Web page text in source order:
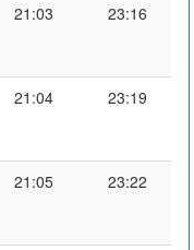
21:03 23:16
21:04 23:19
21:05 23:22